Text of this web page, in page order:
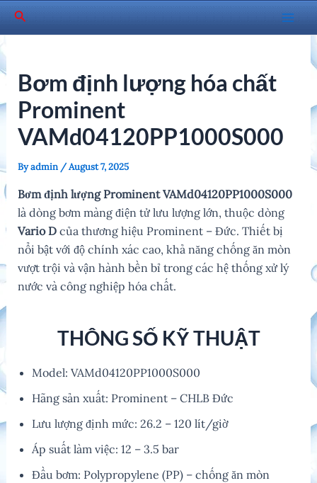
SkipSearch
Main
Bơm định lượng hóa chất
Prominent
VAMd04120PP1000S000
Byadmin /August 7, 2025
Bơm định lượng Prominent VAMd04120PP1000S000
là dòng bơm màng điện tử lưu lượng lớn, thuộc dòng
Vario D của thương hiệu Prominent – Đức. Thiết bị
nổi bật với độ chính xác cao, khả năng chống ăn mòn
vượt trội và vận hành bền bỉ trong các hệ thống xử lý
nước và công nghiệp hóa chất.
THÔNG SỐ KỸ THUẬT
Model: VAMd04120PP1000S000
Hãng sản xuất: Prominent – CHLB Đức
Lưu lượng định mức: 26.2 – 120 lít/giờ
Áp suất làm việc: 12 – 3.5 bar
Đầu bơm: Polypropylene (PP) – chống ăn mòn